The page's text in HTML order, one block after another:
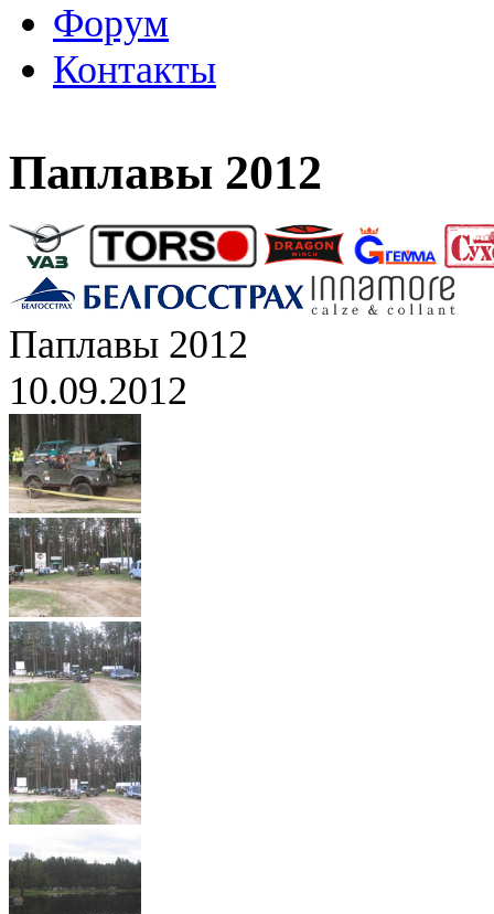
Форум
Контакты
Паплавы 2012
Паплавы 2012
10.09.2012